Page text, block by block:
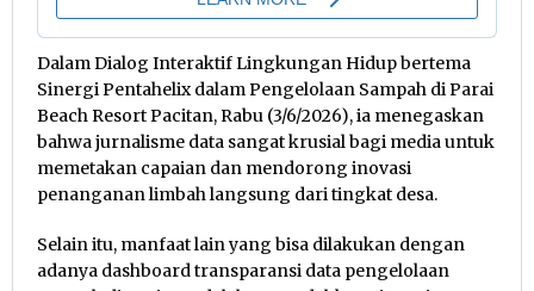
Dalam Dialog Interaktif Lingkungan Hidup bertema
Sinergi Pentahelix dalam Pengelolaan Sampah di Parai
Beach Resort Pacitan, Rabu (3/6/2026), ia menegaskan
bahwa jurnalisme data sangat krusial bagi media untuk
memetakan capaian dan mendorong inovasi
penanganan limbah langsung dari tingkat desa.
Selain itu, manfaat lain yang bisa dilakukan dengan
adanya dashboard transparansi data pengelolaan